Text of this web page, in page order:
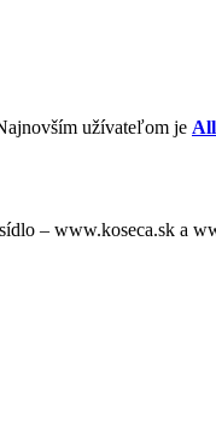
užívateľom je
– www.koseca.sk a